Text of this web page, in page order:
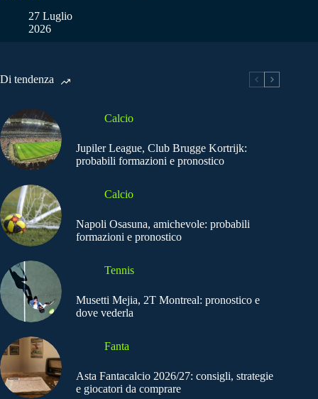
27 Luglio
2026
Di tendenza
Calcio
Jupiler League, Club Brugge Kortrijk:
probabili formazioni e pronostico
Calcio
Napoli Osasuna, amichevole: probabili
formazioni e pronostico
Tennis
Musetti Mejia, 2T Montreal: pronostico e
dove vederla
Fanta
Asta Fantacalcio 2026/27: consigli, strategie
e giocatori da comprare